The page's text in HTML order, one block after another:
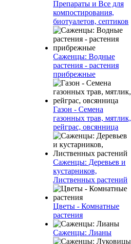
Препараты и Все для
компостирования,
биотуалетов, септиков
Саженцы: Водные
растения - растения
прибрежные
Газон - Семена
газонных трав, мятлик,
рейграс, овсянница
Саженцы: Деревьев и
кустарников,
Лиственных растений
Цветы - Комнатные
растения
Саженцы: Лианы